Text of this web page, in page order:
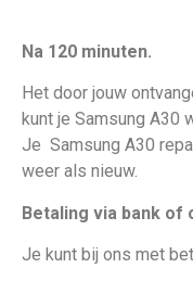
Na 120 minuten.
Het door jouw
kunt je Samsung A30
Je Samsung A30
weer als nieuw.
Betaling via bank
Je kunt bij ons met